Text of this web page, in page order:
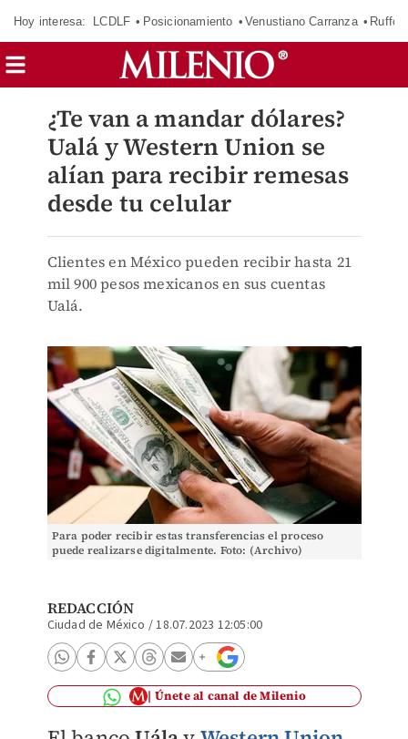
Hoy interesa: LCDLF Posicionamiento Venustiano Carranza Ruffo
¿Te van a mandar dólares?
Ualá y Western Union se
alían para recibir remesas
desde tu celular
Clientes en México pueden recibir hasta 21
mil 900 pesos mexicanos en sus cuentas
Ualá.
Para poder recibir estas transferencias el proceso
puede realizarse digitalmente. Foto: (Archivo)
REDACCIÓN
Ciudad de México /18.07.2023 12:05:00
Únete al canal de Milenio